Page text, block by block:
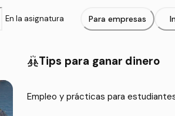
cheerTips para ganar dinero
Empleo y prácticas para
En la asignatura Para empresas